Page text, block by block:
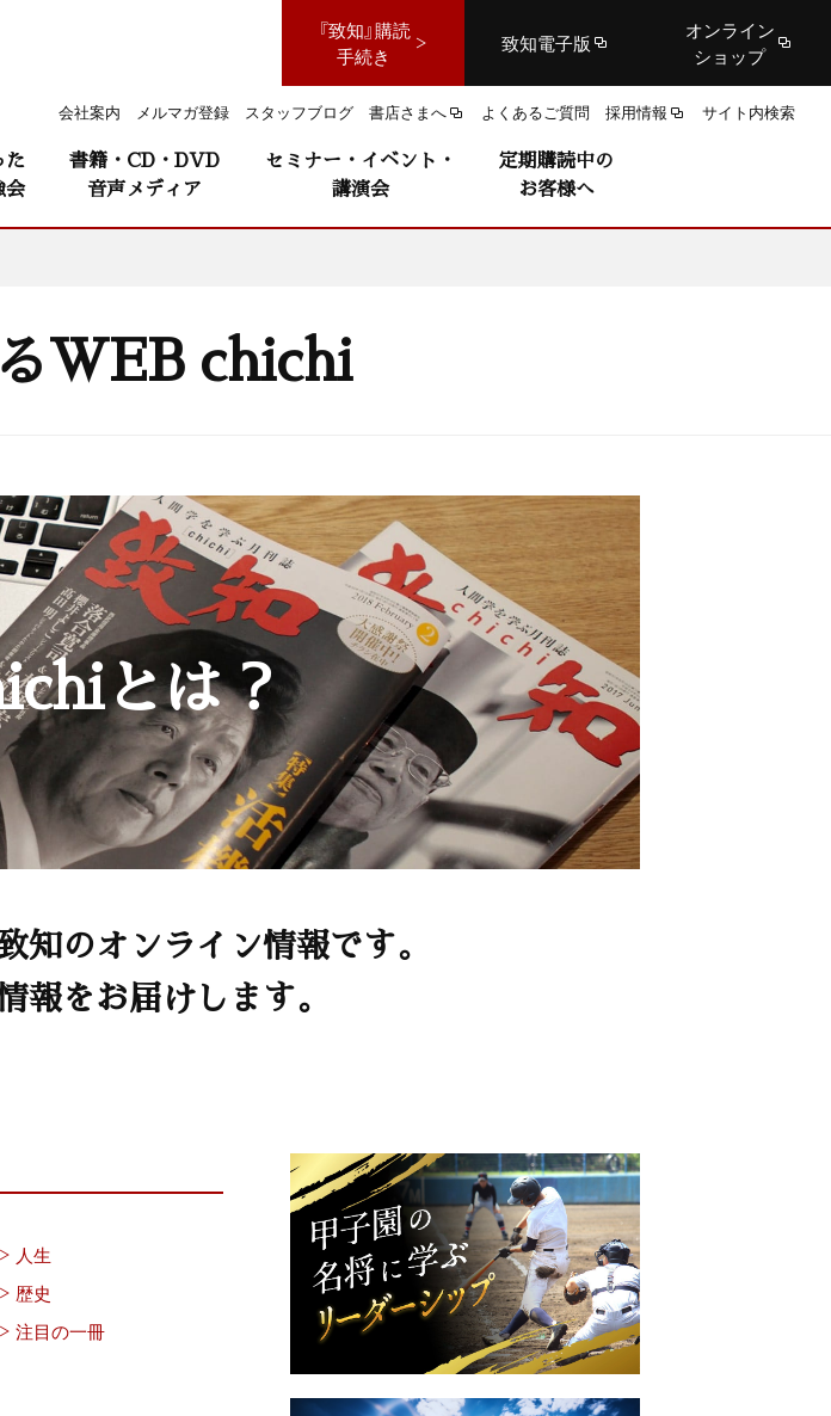
『致知』購読
手続き
致知電子版
オンライン
ショップ
会社案内 メルマガ登録 スタッフブログ 書店さまへ よくあるご質問 採用情報 サイト内検索
た
会
書籍・CD・DVD
音声メディア
セミナー・イベント・
講演会
定期購読中の
お客様へ
WEB chichi
とは？
知のオンライン情報です。
報をお届けします。
人生
歴史
注目の一冊